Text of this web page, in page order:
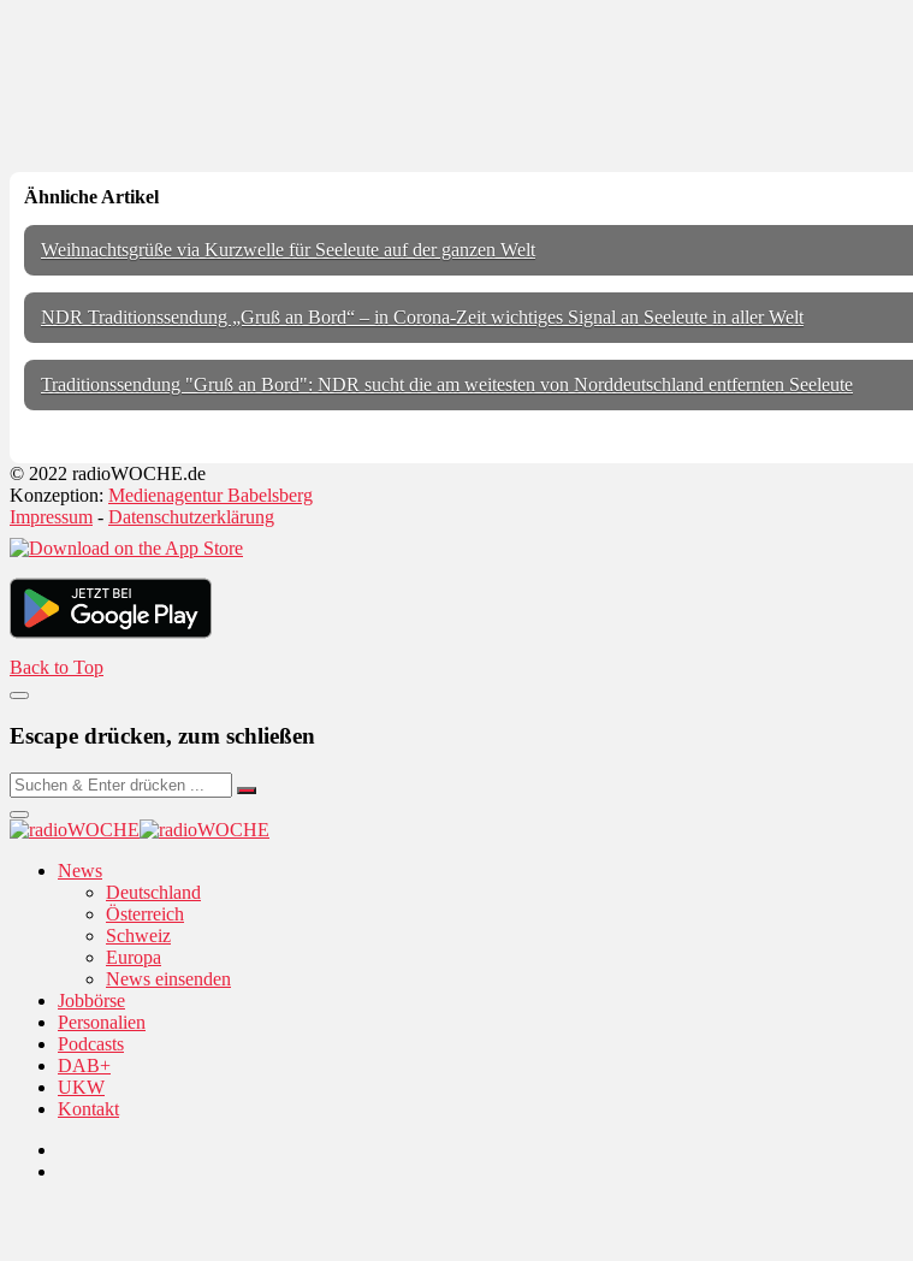
Ähnliche Artikel
Weihnachtsgrüße via Kurzwelle für Seeleute auf der ganzen Welt
NDR Traditionssendung „Gruß an Bord“ – in Corona-Zeit wichtiges Signal an Seeleute in aller Welt
Traditionssendung "Gruß an Bord": NDR sucht die am weitesten von Norddeutschland entfernten Seeleute
© 2022 radioWOCHE.de
Konzeption: Medienagentur Babelsberg
Impressum - Datenschutzerklärung
Back to Top
Escape drücken, zum schließen
News
Deutschland
Österreich
Schweiz
Europa
News einsenden
Jobbörse
Personalien
Podcasts
DAB+
UKW
Kontakt